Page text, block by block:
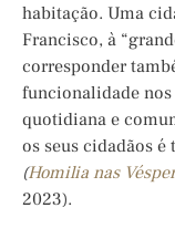
habitação. Uma
Francisco, à
corresponder
funcionalidade nos
quotidiana e
os seus cidadãos
(Homilia nas
2023).